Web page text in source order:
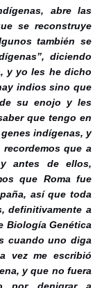
abre las
se reconstruye
también se
diciendo
y yo les he dicho
indios sino que
su enojo y les
que tengo en
indígenas, y
que a
antes de ellos,
que Roma fue
así que toda
definitivamente a
Biología Genética
cuando uno diga
vez me escribió
y que no fuera